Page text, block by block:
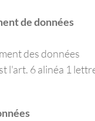
de données
des données
l'art. 6 alinéa 1